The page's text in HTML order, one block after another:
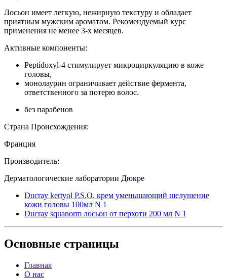
Лосьон имеет легкую, нежирную текстуру и обладает
приятным мужским ароматом. Рекомендуемый курс
применения не менее 3-х месяцев.
Активные компоненты:
Peptidoxyl-4 стимулирует микроциркуляцию в коже
головы,
монолаурин ограничивает действие фермента,
ответственного за потерю волос.
без парабенов
Страна Происхождения:
Франция
Производитель:
Дерматологические лаборатории Дюкре
Ducray kertyol P.S.O. крем уменьшающий шелушение
кожи головы 100мл N 1
Ducray squanorm лосьон от перхоти 200 мл N 1
Основные страницы
Главная
О нас